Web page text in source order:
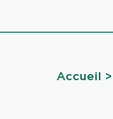
Accueil >